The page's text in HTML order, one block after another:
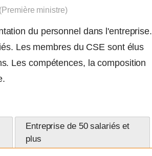
ministre)
du personnel dans l'entreprise.
Les membres du CSE sont élus
Les compétences, la composition
Entreprise de 50 salariés et
plus